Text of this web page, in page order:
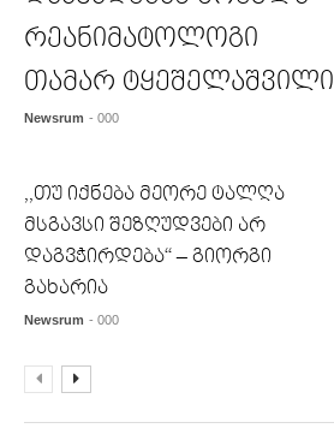
რეანიმატოლოგი
თამარ ტყეშელაშვილი
Newsrum - 000
,,თუ იქნება მეორე ტალღა
მსგავსი შეზღუდვები არ
დაგვჭირდება“ – გიორგი
გახარია
Newsrum - 000